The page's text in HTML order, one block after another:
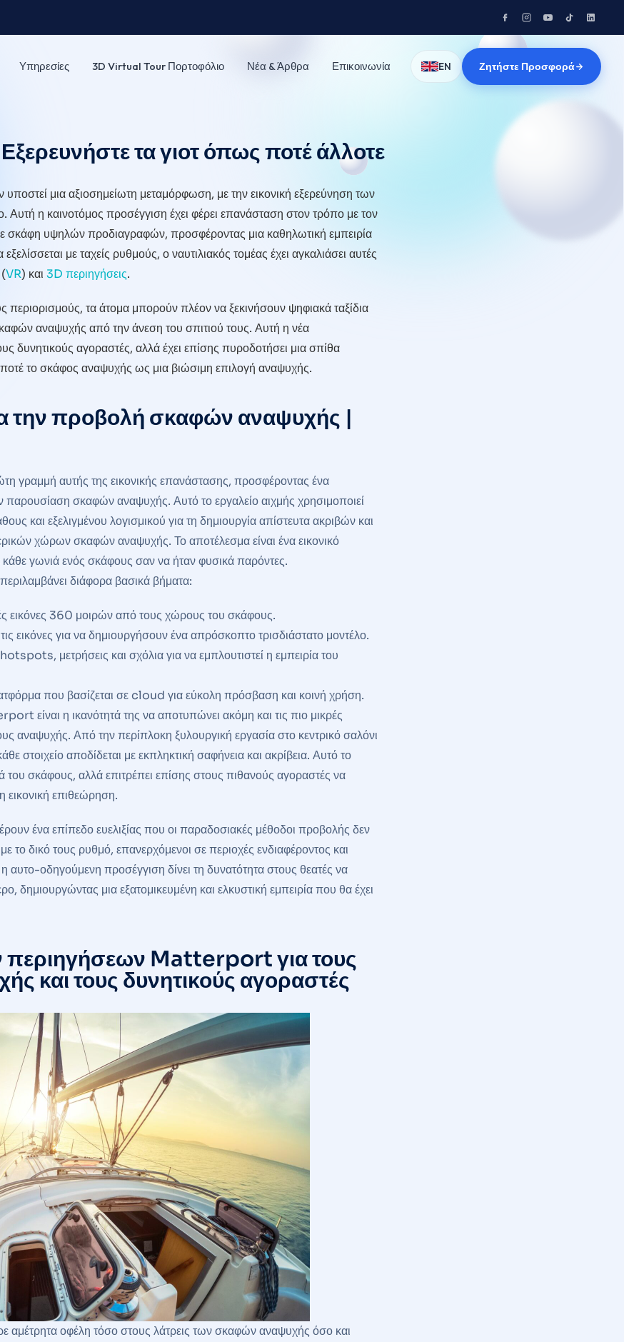
Υπηρεσίες 3D Virtual Tour Πορτοφόλιο Νέα & Άρθρα Επικοινωνία EN Ζητήστε Προσφορά
τα γιοτ όπως ποτέ άλλοτε
υποστεί μια αξιοσημείωτη μεταμόρφωση, με την εικονική εξερεύνηση των
Αυτή η καινοτόμος προσέγγιση έχει φέρει επανάσταση στον τρόπο με τον
σκάφη υψηλών προδιαγραφών, προσφέροντας μια καθηλωτική εμπειρία
με ταχείς ρυθμούς, ο ναυτιλιακός τομέας έχει αγκαλιάσει αυτές
(VR) και 3D περιηγήσεις.
τα άτομα μπορούν πλέον να ξεκινήσουν ψηφιακά ταξίδια
αναψυχής από την άνεση του σπιτιού τους. Αυτή η νέα
δυνητικούς αγοραστές, αλλά έχει επίσης πυροδοτήσει μια σπίθα
ποτέ το σκάφος αναψυχής ως μια βιώσιμη επιλογή αναψυχής.
την προβολή σκαφών αναψυχής |
γραμμή αυτής της εικονικής επανάστασης, προσφέροντας ένα
παρουσίαση σκαφών αναψυχής. Αυτό το εργαλείο αιχμής χρησιμοποιεί
εξελιγμένου λογισμικού για τη δημιουργία απίστευτα ακριβών και
χώρων σκαφών αναψυχής. Το αποτέλεσμα είναι ένα εικονικό
γωνιά ενός σκάφους σαν να ήταν φυσικά παρόντες.
διάφορα βασικά βήματα:
εικόνες 360 μοιρών από τους χώρους του σκάφους.
εικόνες για να δημιουργήσουν ένα απρόσκοπτο τρισδιάστατο μοντέλο.
μετρήσεις και σχόλια για να εμπλουτιστεί η εμπειρία του
που βασίζεται σε cloud για εύκολη πρόσβαση και κοινή χρήση.
είναι η ικανότητά της να αποτυπώνει ακόμη και τις πιο μικρές
αναψυχής. Από την περίπλοκη ξυλουργική εργασία στο κεντρικό σαλόνι
αποδίδεται με εκπληκτική σαφήνεια και ακρίβεια. Αυτό το
του σκάφους, αλλά επιτρέπει επίσης στους πιθανούς αγοραστές να
επιθεώρηση.
ένα επίπεδο ευελιξίας που οι παραδοσιακές μέθοδοι προβολής δεν
δικό τους ρυθμό, επανερχόμενοι σε περιοχές ενδιαφέροντος και
αυτο-οδηγούμενη προσέγγιση δίνει τη δυνατότητα στους θεατές να
δημιουργώντας μια εξατομικευμένη και ελκυστική εμπειρία που θα έχει
περιηγήσεων Matterport για τους
και τους δυνητικούς αγοραστές
οφέλη τόσο στους λάτρεις των σκαφών αναψυχής όσο και